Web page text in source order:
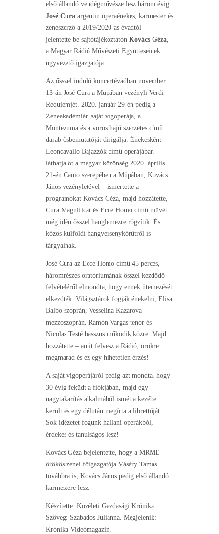
első állandó vendégművésze lesz három évig
José Cura argentin operaénekes, karmester és
zeneszerző a 2019/2020-as évadtól –
jelentette be sajtótájékoztatón Kovács Géza,
a Magyar Rádió Művészeti Együtteseinek
ügyvezető igazgatója.
Az ősszel induló koncertévadban november
13-án José Cura a Müpában vezényli Verdi
Requiemjét. 2020. január 29-én pedig a
Zeneakadémián saját vígoperája, a
Montezuma és a vörös hajú szerzetes című
darab ősbemutatóját dirigálja. Énekesként
Leoncavallo Bajazzók című operájában
láthatja őt a magyar közönség 2020. április
21-én Canio szerepében a Müpában, Kovács
János vezényletével – ismertette a
programokat Kovács Géza, majd hozzátette,
Cura Magnificat és Ecce Homo című művét
még idén ősszel hanglemezre rögzítik. És
közös külföldi hangversenykörútról is
tárgyalnak.
José Cura az Ecce Homo című 45 perces,
háromrészes oratóriumának ősszel kezdődő
felvételéről elmondta, hogy ennek ütemezését
elkezdték. Világsztárok fogják énekelni, Elisa
Balbo szoprán, Vesselina Kazarova
mezzoszoprán, Ramón Vargas tenor és
Nicolas Testé basszus működik közre. Majd
hozzátette – amit felvesz a Rádió, örökre
megmarad és ez egy hihetetlen érzés!
A saját vígoperájáról pedig azt mondta, hogy
30 évig feküdt a fiókjában, majd egy
nagytakarítás alkalmából ismét a kezébe
került és egy délután megírta a librettóját.
Sok idézetet fogunk hallani operákból,
érdekes és tanulságos lesz!
Kovács Géza bejelentette, hogy a MRME
örökös zenei főigazgatója Vásáry Tamás
továbbra is, Kovács János pedig első állandó
karmestere lesz.
Készítette: Közéleti Gazdasági Krónika.
Szöveg: Szabados Julianna. Megjelenik:
Krónika Videómagazin.